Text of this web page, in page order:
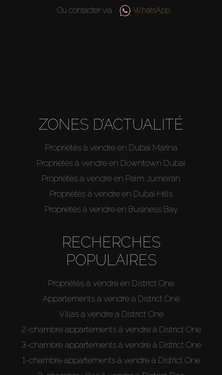
Hors PlanOu contacter via WhatsApp
ZONES D’ACTUALITÉ
Propriétés à vendre en Dubai Marina
Propriétés à vendre en Downtown Dubai
Propriétés à vendre en Palm Jumeirah
Propriétés à vendre en Dubai Hills
Propriétés à vendre en Business Bay
RECHERCHES
POPULAIRES
Propriétés à vendre en District One
Appartements à vendre à District One
Villas à vendre à District One
2-chambre appartements à vendre à District One
3-chambre appartements à vendre à District One
1-chambre appartements à vendre à District One